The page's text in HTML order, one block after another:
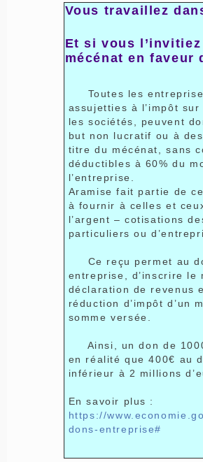
Vous travaillez
Et si vous
mécénat en faveur
Toutes les
assujetties à l’impôt
les sociétés, peuvent
but non lucratif ou à
titre du mécénat, sans
déductibles à 60% du
l’entreprise.
Aramise fait partie de
à fournir à celles et
l’argent – cotisations
particuliers ou
Ce reçu permet au
entreprise, d’inscrire le
déclaration de revenus
réduction d’impôt d’un
somme versée.
Ainsi, un don de
en réalité que 400€ au
inférieur à 2 millions
En savoir plus :
https://
dons-entreprise#